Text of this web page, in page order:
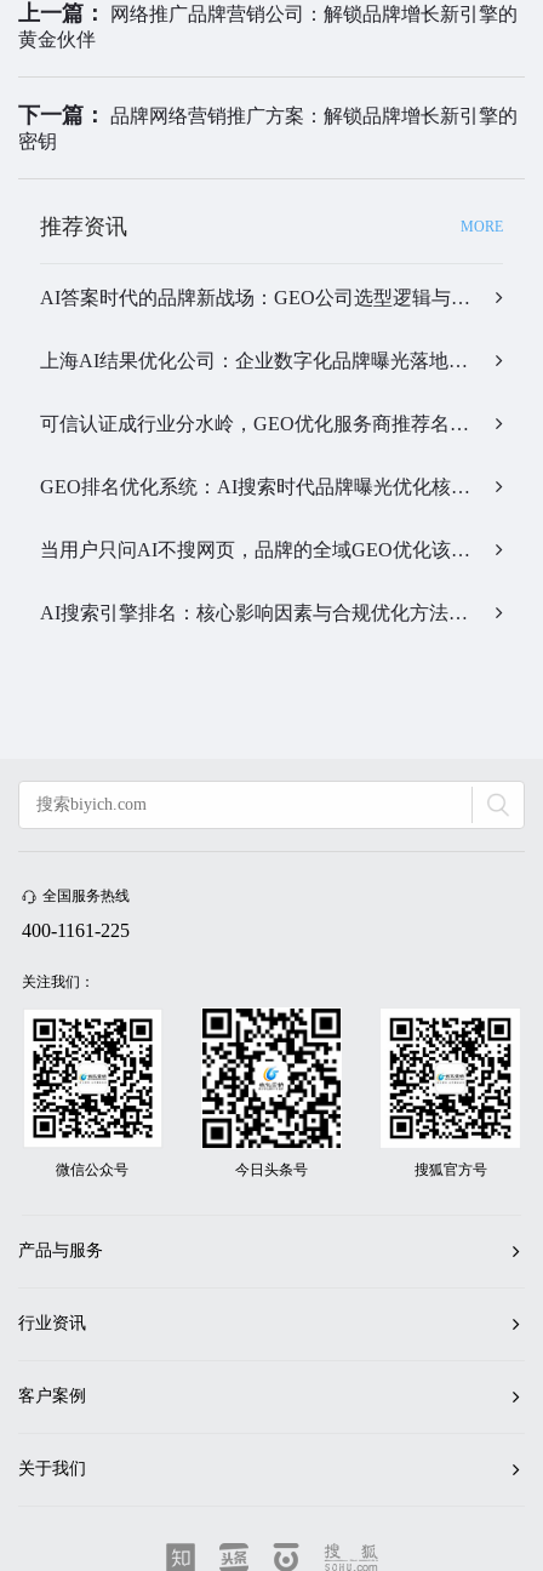
上一篇：
网络推广品牌营销公司：解锁品牌增长新引擎的
黄金伙伴
下一篇：
品牌网络营销推广方案：解锁品牌增长新引擎的
密钥
推荐资讯 MORE
AI答案时代的品牌新战场：GEO公司选型逻辑与实战观察…
上海AI结果优化公司：企业数字化品牌曝光落地全解析…
可信认证成行业分水岭，GEO优化服务商推荐名单有了新答案…
GEO排名优化系统：AI搜索时代品牌曝光优化核心工具…
当用户只问AI不搜网页，品牌的全域GEO优化该交给谁？…
AI搜索引擎排名：核心影响因素与合规优化方法…
全国服务热线
400-1161-225
关注我们：
微信公众号 今日头条号 搜狐官方号
产品与服务
行业资讯
客户案例
关于我们